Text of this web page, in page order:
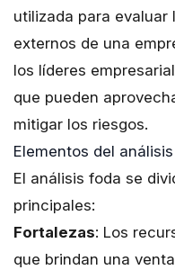
utilizada para
externos de una
los líderes
que pueden
mitigar los riesgos.
Elementos del
El análisis foda se
principales:
Fortalezas: Los
que brindan una